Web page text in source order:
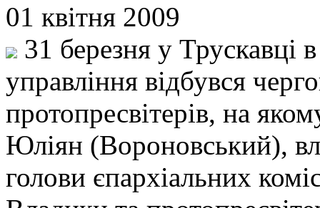
01 квітня 2009
31 березня у Трускавці
управління відбувся
протопресвітерів, на
Юліян (Вороновський),
голови єпархіальних